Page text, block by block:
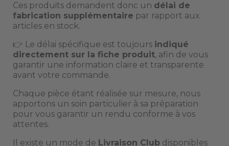
Ces produits demandent donc un délai de
fabrication supplémentaire par rapport aux
articles en stock.
👉 Le délai spécifique est toujours indiqué
directement sur la fiche produit, afin de vous
garantir une information claire et transparente
avant votre commande.
Chaque pièce étant réalisée sur mesure, nous
apportons un soin particulier à sa préparation
pour vous garantir un rendu conforme à vos
attentes.
Il existe un mode de Livraison Club disponibles